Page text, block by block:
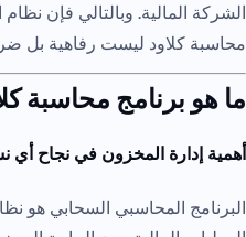
الشركة المالية. وبالتالي فإن
محاسبة كلاود ليست رفاهية بل
ما هو برنامج محاسبة
أهمية إدارة المخزون في نجاح أي
البرنامج المحاسبي السحابي هو